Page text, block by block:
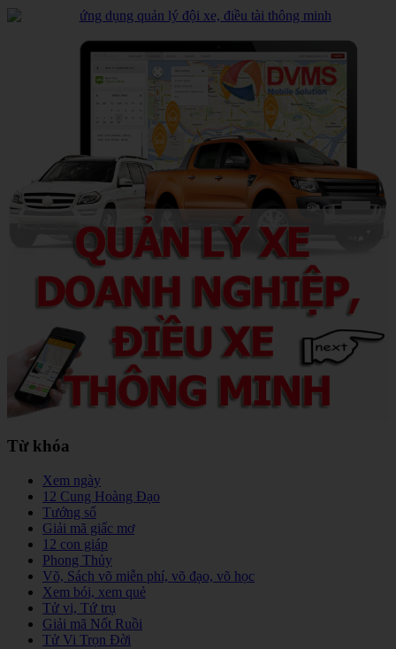
Từ khóa
Xem ngày
12 Cung Hoàng Đạo
Tướng số
Giải mã giấc mơ
12 con giáp
Phong Thủy
Võ, Sách võ miễn phí, võ đạo, võ học
Xem bói, xem quẻ
Tử vi, Tứ trụ
Giải mã Nốt Ruồi
Tử Vi Trọn Đời